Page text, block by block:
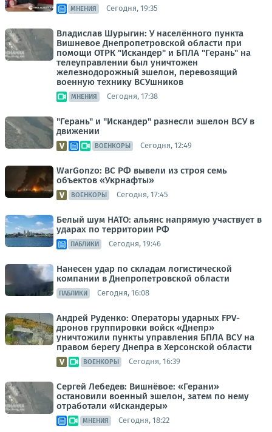
МНЕНИЯ Сегодня, 19:35
Владислав Шурыгин: У населённого пункта
Вишневое Днепропетровской области при
помощи ОТРК "Искандер" и БПЛА "Герань" на
телеуправлении был уничтожен
железнодорожный эшелон, перевозящий
военную технику ВСУшников
МНЕНИЯ Сегодня, 17:38
"Герань" и "Искандер" разнесли эшелон ВСУ в
движении
ВОЕНКОРЫ Сегодня, 12:49
WarGonzo: ВС РФ вывели из строя семь
объектов «Укрнафты»
ВОЕНКОРЫ Сегодня, 17:45
Белый шум НАТО: альянс напрямую участвует в
ударах по территории РФ
ПАБЛИКИ Сегодня, 19:46
Нанесен удар по складам логистической
компании в Днепропетровской области
ПАБЛИКИ Сегодня, 16:08
Андрей Руденко: Операторы ударных FPV-
дронов группировки войск «Днепр»
уничтожили пункты управления БПЛА ВСУ на
правом берегу Днепра в Херсонской области
ВОЕНКОРЫ Сегодня, 16:39
Сергей Лебедев: Вишнёвое: «Герани»
остановили военный эшелон, затем по нему
отработали «Искандеры»
МНЕНИЯ Сегодня, 18:22